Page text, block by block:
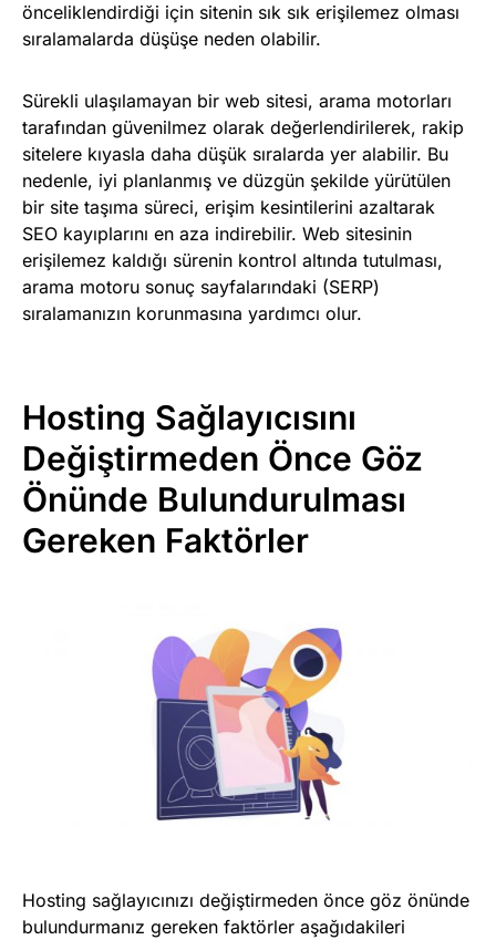
önceliklendirdiği için sitenin sık sık erişilemez olması
sıralamalarda düşüşe neden olabilir.
Sürekli ulaşılamayan bir web sitesi, arama motorları
tarafından güvenilmez olarak değerlendirilerek, rakip
sitelere kıyasla daha düşük sıralarda yer alabilir. Bu
nedenle, iyi planlanmış ve düzgün şekilde yürütülen
bir site taşıma süreci, erişim kesintilerini azaltarak
SEO kayıplarını en aza indirebilir. Web sitesinin
erişilemez kaldığı sürenin kontrol altında tutulması,
arama motoru sonuç sayfalarındaki (SERP)
sıralamanızın korunmasına yardımcı olur.
Hosting Sağlayıcısını
Değiştirmeden Önce Göz
Önünde Bulundurulması
Gereken Faktörler
Hosting sağlayıcınızı değiştirmeden önce göz önünde
bulundurmanız gereken faktörler aşağıdakileri